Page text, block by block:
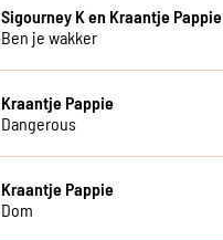
Sigourney K en Kraantje Pappie
Ben je wakker
Kraantje Pappie
Dangerous
Kraantje Pappie
Dom